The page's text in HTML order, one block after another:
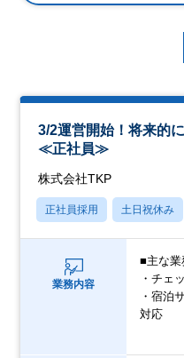
3/2運営開始！将来的
≪正社員≫
株式会社TKP
正社員採用 土日祝休み
業務内容
■主な業
・チェ
・宿泊
対応